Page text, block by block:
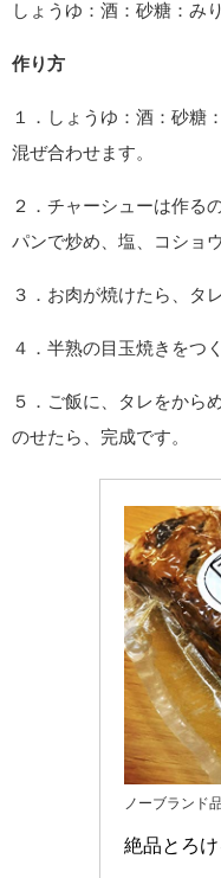
しょうゆ：酒：砂糖：み
作り方
１．しょうゆ：酒：砂糖
混ぜ合わせます。
２．チャーシューは作る
パンで炒め、塩、コショ
３．お肉が焼けたら、タ
４．半熟の目玉焼きをつ
５．ご飯に、タレをから
のせたら、完成です。
ノーブランド品
絶品とろ